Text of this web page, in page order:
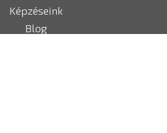
Képzéseink
Blog